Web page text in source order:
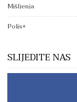
Mišljenja
Polis+
SLIJEDITE NAS